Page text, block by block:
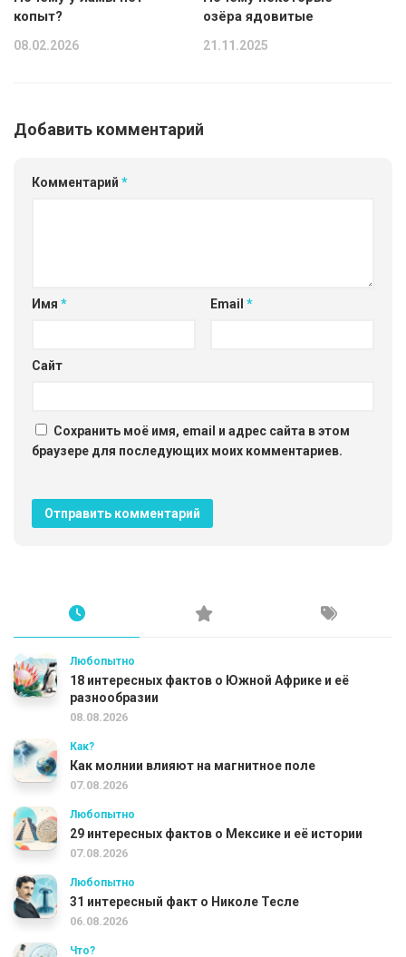
копыт?
08.02.2026
озёра ядовитые
21.11.2025
Добавить комментарий
Комментарий *
Имя * Email *
Сайт
Сохранить моё имя, email и адрес сайта в этом
браузере для последующих моих комментариев.
Любопытно
18 интересных фактов о Южной Африке и её
разнообразии
08.08.2026
Как?
Как молнии влияют на магнитное поле
07.08.2026
Любопытно
29 интересных фактов о Мексике и её истории
07.08.2026
Любопытно
31 интересный факт о Николе Тесле
06.08.2026
Что?